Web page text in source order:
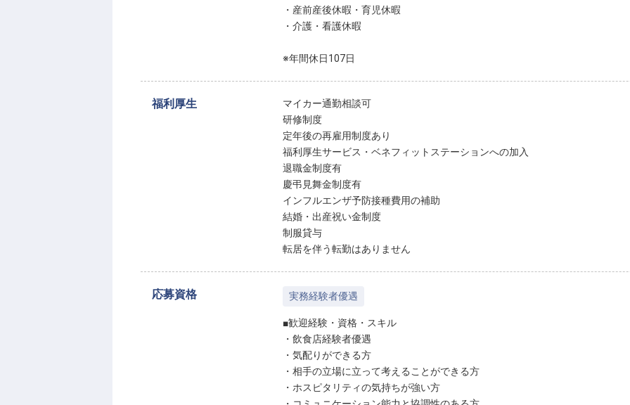
・産前産後休暇・育児休暇
・介護・看護休暇
※年間休日107日
福利厚生
マイカー通勤相談可
研修制度
定年後の再雇用制度あり
福利厚生サービス・ベネフィットステーションへの加入
退職金制度有
慶弔見舞金制度有
インフルエンザ予防接種費用の補助
結婚・出産祝い金制度
制服貸与
転居を伴う転勤はありません
応募資格 実務経験者優遇
■歓迎経験・資格・スキル
・飲食店経験者優遇
・気配りができる方
・相手の立場に立って考えることができる方
・ホスピタリティの気持ちが強い方